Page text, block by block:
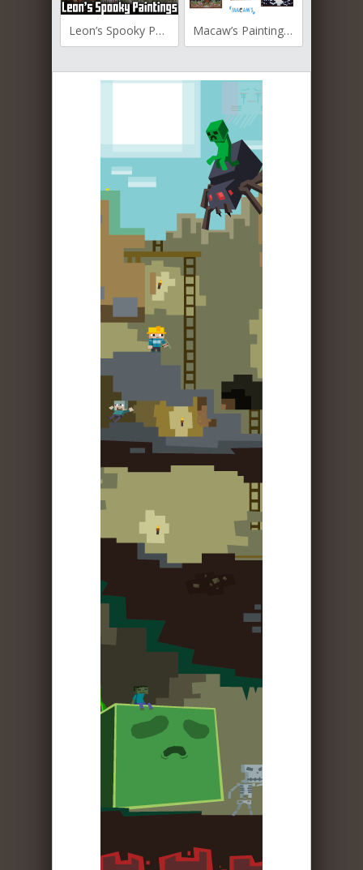
Leon’s Spooky Paintings для Майнкрафт [1.20.4, 1.20.1, 1.19.4] Macaw’s Paintings для Майнкрафт [1.20.1, 1.20, 1.19.4]